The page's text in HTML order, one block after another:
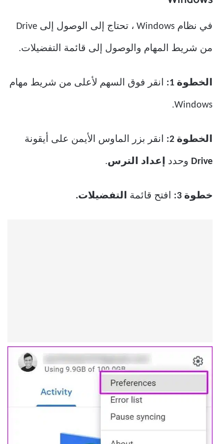
في نظام Windows ، تحتاج إلى الوصول إلى Drive
من شريط المهام والوصول إلى قائمة التفضيلات.
الخطوة 1: انقر فوق السهم لأعلى من شريط مهام
Windows.
الخطوة 2: انقر بزر الماوس الأيمن على أيقونة
Drive وحدد إعداد الترس.
خطوة 3: افتح قائمة التفضيلات.